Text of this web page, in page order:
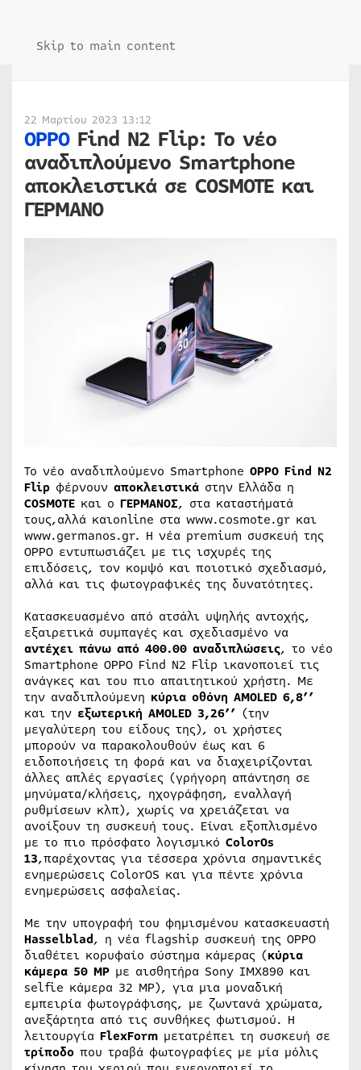
Skip to main content
22 Μαρτίου 2023 13:12
OPPOFind N2 Flip: Το νέο
αναδιπλούμενο Smartphone
αποκλειστικά σε COSMOTE και
ΓΕΡΜΑΝΟ
Το νέο αναδιπλούμενο Smartphone OPPO Find N2
Flip φέρνουν αποκλειστικά στην Ελλάδα η
COSMOTE και ο ΓΕΡΜΑΝΟΣ, στα καταστήματά
τους,αλλά καιonline στα www.cosmote.gr και
www.germanos.gr. Η νέα premium συσκευή της
OPPO εντυπωσιάζει με τις ισχυρές της
επιδόσεις, τον κομψό και ποιοτικό σχεδιασμό,
αλλά και τις φωτογραφικές της δυνατότητες.
Κατασκευασμένο από ατσάλι υψηλής αντοχής,
εξαιρετικά συμπαγές και σχεδιασμένο να
αντέχει πάνω από 400.00 αναδιπλώσεις, το νέο
Smartphone OPPO Find N2 Flip ικανοποιεί τις
ανάγκες και του πιο απαιτητικού χρήστη. Με
την αναδιπλούμενη κύρια οθόνη AMOLED 6,8’’
και την εξωτερική AMOLED 3,26’’ (την
μεγαλύτερη του είδους της), οι χρήστες
μπορούν να παρακολουθούν έως και 6
ειδοποιήσεις τη φορά και να διαχειρίζονται
άλλες απλές εργασίες (γρήγορη απάντηση σε
μηνύματα/κλήσεις, ηχογράφηση, εναλλαγή
ρυθμίσεων κλπ), χωρίς να χρειάζεται να
ανοίξουν τη συσκευή τους. Είναι εξοπλισμένο
με το πιο πρόσφατο λογισμικό ColorOs
13,παρέχοντας για τέσσερα χρόνια σημαντικές
ενημερώσεις ColorOS και για πέντε χρόνια
ενημερώσεις ασφαλείας.
Με την υπογραφή του φημισμένου κατασκευαστή
Hasselblad, η νέα flagship συσκευή της OPPO
διαθέτει κορυφαίο σύστημα κάμερας (κύρια
κάμερα 50 MP με αισθητήρα Sony ΙΜΧ890 και
selfie κάμερα 32 MP), για μια μοναδική
εμπειρία φωτογράφισης, με ζωντανά χρώματα,
ανεξάρτητα από τις συνθήκες φωτισμού. Η
λειτουργία FlexForm μετατρέπει τη συσκευή σε
τρίποδο που τραβά φωτογραφίες με μία μόλις